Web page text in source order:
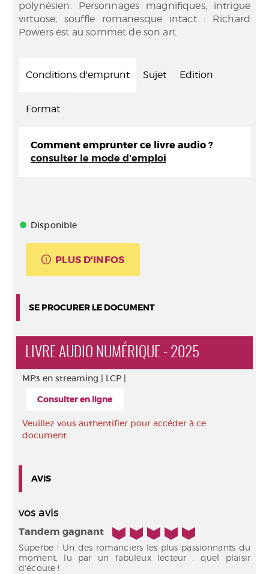
polynésien. Personnages magnifiques, intrigue
virtuose, souffle romanesque intact : Richard
Powers est au sommet de son art.
Conditions d'emprunt Sujet Edition
Format
Comment emprunter ce livre audio ?
consulter le mode d'emploi
Disponible
PLUS D'INFOS
SE PROCURER LE DOCUMENT
LIVRE AUDIO NUMÉRIQUE - 2025
MP3 en streaming | LCP |
Consulter en ligne
Veuillez vous authentifier pour accéder à ce
document.
AVIS
vos avis
Tandem gagnant 5/5
Superbe ! Un des romanciers les plus passionnants du
moment, lu par un fabuleux lecteur : quel plaisir
d'écoute !